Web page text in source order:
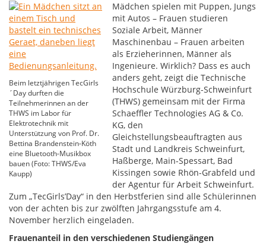
Beim letztjährigen TecGirls
´Day durften die
Teilnehmerinnen an der
THWS im Labor für
Elektrotechnik mit
Unterstützung von Prof. Dr.
Bettina Brandenstein-Köth
eine Bluetooth-Musikbox
bauen (Foto: THWS/Eva
Kaupp)
Mädchen spielen mit Puppen, Jungs
mit Autos – Frauen studieren
Soziale Arbeit, Männer
Maschinenbau – Frauen arbeiten
als Erzieherinnen, Männer als
Ingenieure. Wirklich? Dass es auch
anders geht, zeigt die Technische
Hochschule Würzburg-Schweinfurt
(THWS) gemeinsam mit der Firma
Schaeffler Technologies AG & Co.
KG, den
Gleichstellungsbeauftragten aus
Stadt und Landkreis Schweinfurt,
Haßberge, Main-Spessart, Bad
Kissingen sowie Rhön-Grabfeld und
der Agentur für Arbeit Schweinfurt.
Zum „TecGirls’Day“ in den Herbstferien sind alle Schülerinnen
von der achten bis zur zwölften Jahrgangsstufe am 4.
November herzlich eingeladen.
Frauenanteil in den verschiedenen Studiengängen